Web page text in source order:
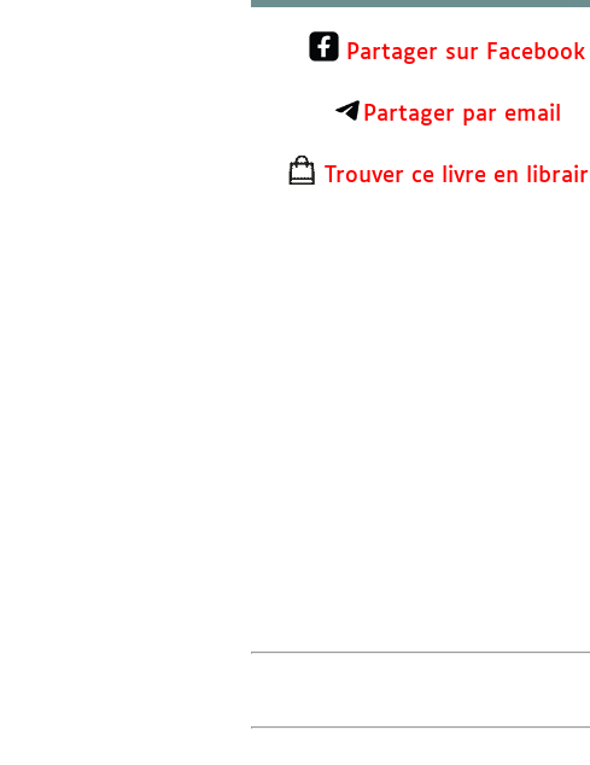
Partager sur Facebook
Partager par email
Trouver ce livre en